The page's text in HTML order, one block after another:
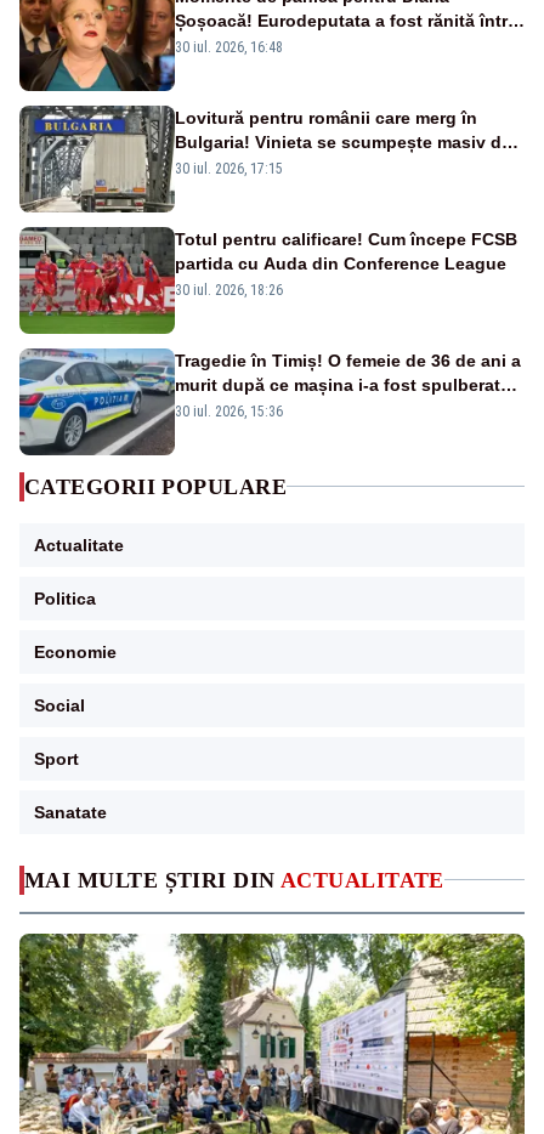
MAI MULTE ȘTIRI DIN ACTUALITATE
Șoșoacă! Eurodeputata a fost rănită într-
un accident rutier
30 iul. 2026, 16:48
Lovitură pentru românii care merg în
Bulgaria! Vinieta se scumpește masiv de
la 1 august
30 iul. 2026, 17:15
Totul pentru calificare! Cum începe FCSB
partida cu Auda din Conference League
30 iul. 2026, 18:26
Tragedie în Timiș! O femeie de 36 de ani a
murit după ce mașina i-a fost spulberată
de tren
30 iul. 2026, 15:36
CATEGORII POPULARE
Actualitate
Politica
Economie
Social
Sport
Sanatate